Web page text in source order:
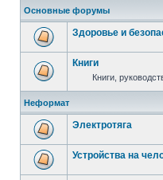
Основные форумы
Здоровье и
Книги
Книги,
Неформат
Электротяга
Устройства на